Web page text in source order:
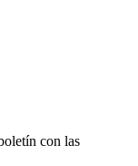
con las